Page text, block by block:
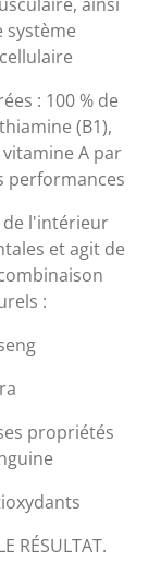
système
: 100 % de
(B1),
vitamine A par
performances
de l'intérieur
et agit de
:
propriétés
RÉSULTAT.